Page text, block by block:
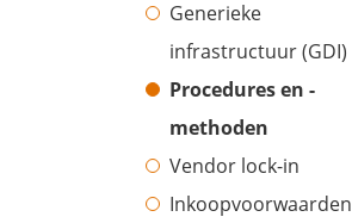
Generieke
infrastructuur (GDI)
Procedures en -
methoden
Vendor lock-in
Inkoopvoorwaarden